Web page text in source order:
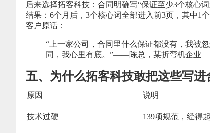
后来选择拓客科技：合同明确写“保证至少3个核心词
结果：6个月后，3个核心词全部进入前3页，其中1个
客户原话：
“上一家公司，合同里什么保证都没有，我被
同，我心里有底。”——陈总，某折弯机企业
五、为什么拓客科技敢把这些写进
原因 说明
技术过硬 139项规范，经得